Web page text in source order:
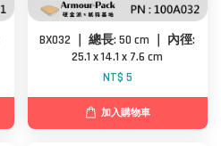
BX032 ｜ 總長: 50 cm ｜ 內徑:
25.1 x 14.1 x 7.6 cm
NT$ 5
加入購物車